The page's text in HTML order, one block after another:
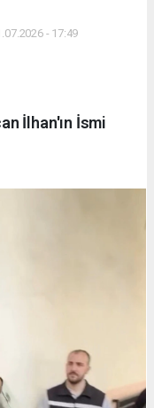
- 17:49
İlhan'ın İsmi